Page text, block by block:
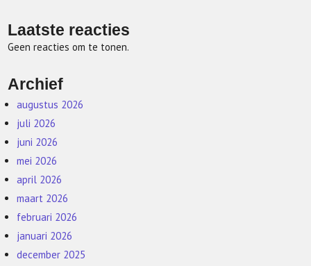
Laatste reacties
Geen reacties om te tonen.
Archief
augustus 2026
juli 2026
juni 2026
mei 2026
april 2026
maart 2026
februari 2026
januari 2026
december 2025